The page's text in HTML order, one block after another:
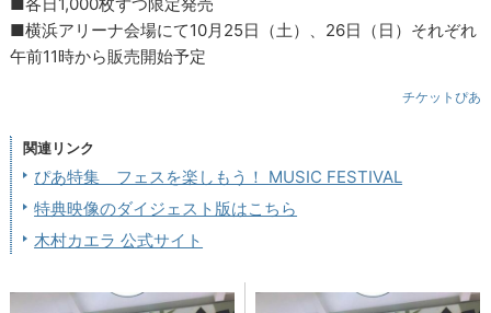
■横浜アリーナ会場にて10月25日（土）、26日（日）それぞれ
午前11時から販売開始予定
チケットぴあ
関連リンク
ぴあ特集 フェスを楽しもう！ MUSIC FESTIVAL
特典映像のダイジェスト版はこちら
木村カエラ 公式サイト